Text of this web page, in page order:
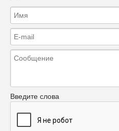
Введите слова